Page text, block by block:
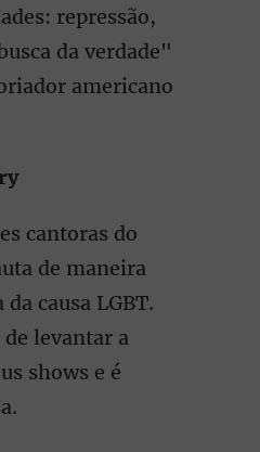
repressão,
da verdade"
americano
cantoras do
de maneira
causa LGBT.
de levantar a
shows e é